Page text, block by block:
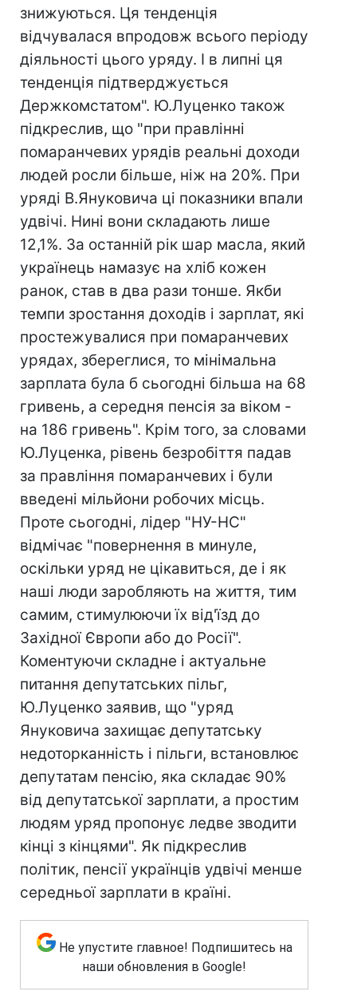
знижуються. Ця тенденція
відчувалася впродовж всього періоду
діяльності цього уряду. І в липні ця
тенденція підтверджується
Держкомстатом". Ю.Луценко також
підкреслив, що "при правлінні
помаранчевих урядів реальні доходи
людей росли більше, ніж на 20%. При
уряді В.Януковича ці показники впали
удвічі. Нині вони складають лише
12,1%. За останній рік шар масла, який
українець намазує на хліб кожен
ранок, став в два рази тонше. Якби
темпи зростання доходів і зарплат, які
простежувалися при помаранчевих
урядах, збереглися, то мінімальна
зарплата була б сьогодні більша на 68
гривень, а середня пенсія за віком -
на 186 гривень". Крім того, за словами
Ю.Луценка, рівень безробіття падав
за правління помаранчевих і були
введені мільйони робочих місць.
Проте сьогодні, лідер "НУ-НС"
відмічає "повернення в минуле,
оскільки уряд не цікавиться, де і як
наші люди заробляють на життя, тим
самим, стимулюючи їх від'їзд до
Західної Європи або до Росії".
Коментуючи складне і актуальне
питання депутатських пільг,
Ю.Луценко заявив, що "уряд
Януковича захищає депутатську
недоторканність і пільги, встановлює
депутатам пенсію, яка складає 90%
від депутатської зарплати, а простим
людям уряд пропонує ледве зводити
кінці з кінцями". Як підкреслив
політик, пенсії українців удвічі менше
середньої зарплати в країні.
Не упустите главное! Подпишитесь на
наши обновления в Google!